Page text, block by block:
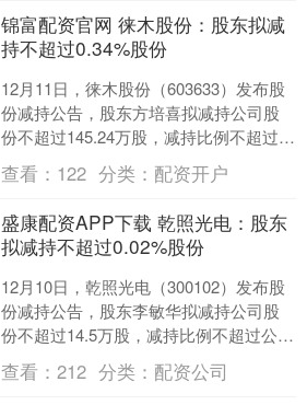
锦富配资官网 徕木股份：股东拟减
持不超过0.34%股份
12月11日，徕木股份（603633）发布股
份减持公告，股东方培喜拟减持公司股
份不超过145.24万股，减持比例不超过公
司总股本的0.34%。以下是详细的减持
信....
查看： 122 分类： 配资开户
盛康配资APP下载 乾照光电：股东
拟减持不超过0.02%股份
12月10日，乾照光电（300102）发布股
份减持公告，股东李敏华拟减持公司股
份不超过14.5万股，减持比例不超过公司
总股本的0.02%。以下是详细的减持信
息：....
查看：212 分类： 配资公司